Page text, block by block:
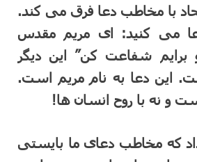
با مخاطب دعا فرق می کند.
می کنید: ای مریم مقدس
برایم شفاعت کن” این دیگر
این دعا به نام مریم است.
و نه با روح انسان ها!
که مخاطب دعای ما بایستی